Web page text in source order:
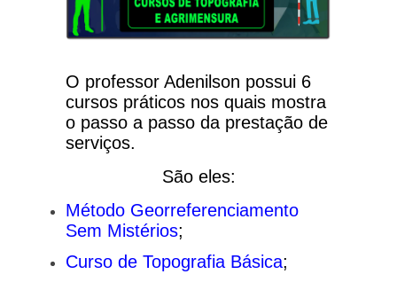
O professor Adenilson possui 6
cursos práticos nos quais mostra
o passo a passo da prestação de
serviços.
São eles:
Método Georreferenciamento
Sem Mistérios;
Curso de Topografia Básica;